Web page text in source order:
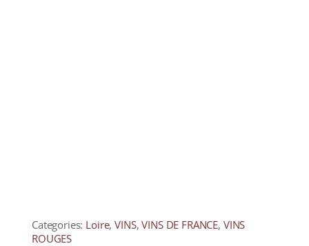
Categories: Loire,VINS,VINS DE FRANCE, VINS
ROUGES